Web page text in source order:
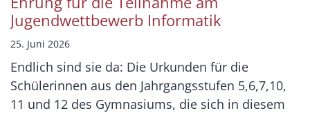
Jugendwettbewerb Informatik
25. Juni 2026
Endlich sind sie da: Die Urkunden für die
Schülerinnen aus den Jahrgangsstufen 5,6,7,10,
11 und 12 des Gymnasiums, die sich in diesem